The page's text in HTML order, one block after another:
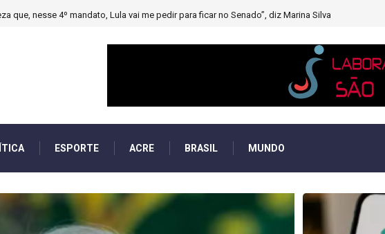
indica El Niño ‘muito forte’ diminuindo chuvas e provocando secas de rios
ESPORTE ACRE BRASIL MUNDO